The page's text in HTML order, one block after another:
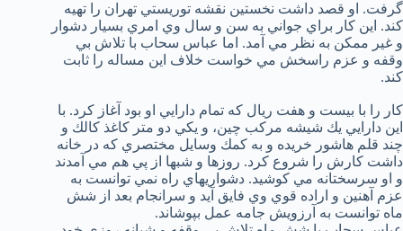
گرفت. او قصد داشت نخستين نقشه توريستي تهران را تهيه
كند. اين كار براي جواني به سن و سال وي امري بسيار دشوار
و غير ممكن به نظر مي آمد. اما عباس سحاب با تلاش بي
وقفه و عزم راسخش مي خواست خلاف اين مساله را ثابت
كند.
كار را با بيست و هفت ريال كه تمام دارايي او بود آغاز كرد. با
اين دارايي يك شيشه مركب چين، و يكي دو متر كاغذ كالك و
چند قلم هاشور خريده و به كمك وسايل مختصري كه در خانه
داشت كارش را شروع كرد. روزها و شبها از پي هم مي آمدند
و او سرسختانه مي كوشيد. دشواريهاي راه نمي توانست به
عزم آهنين و اراده قوي وي فايق آيد و سرانجام بعد از شش
ماه توانست به آرزويش جامه عمل بپوشاند.